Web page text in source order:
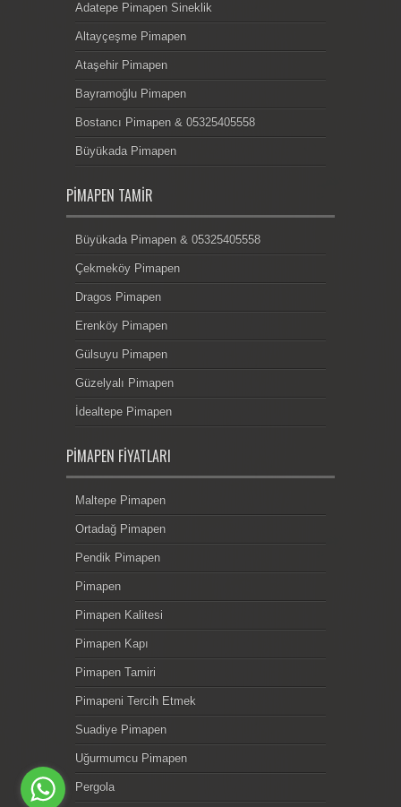
Adatepe Pimapen Sineklik
Altayçeşme Pimapen
Ataşehir Pimapen
Bayramoğlu Pimapen
Bostancı Pimapen & 05325405558
Büyükada Pimapen
PIMAPEN TAMIR
Büyükada Pimapen & 05325405558
Çekmeköy Pimapen
Dragos Pimapen
Erenköy Pimapen
Gülsuyu Pimapen
Güzelyalı Pimapen
İdealtepe Pimapen
PIMAPEN FIYATLARI
Maltepe Pimapen
Ortadağ Pimapen
Pendik Pimapen
Pimapen
Pimapen Kalitesi
Pimapen Kapı
Pimapen Tamiri
Pimapeni Tercih Etmek
Suadiye Pimapen
Uğurmumcu Pimapen
Pergola